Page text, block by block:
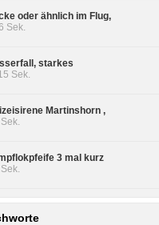
oder ähnlich im Flug,
Sek.
starkes
Sek.
Martinshorn ,
3 mal kurz